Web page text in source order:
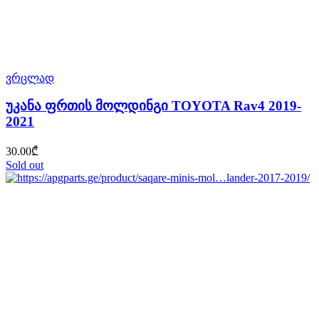
ვრცლად
უკანა ფრთის მოლდინგი TOYOTA Rav4 2019-
2021
30.00₾
Sold out